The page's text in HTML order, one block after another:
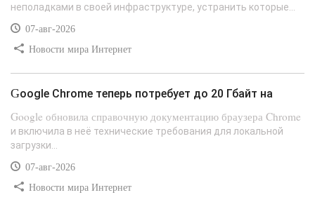
неполадками в своей инфраструктуре, устранить которые...
07-авг-2026
Новости мира Интернет
Google Chrome теперь потребует до 20 Гбайт на
Google обновила справочную документацию браузера Chrome
и включила в неё технические требования для локальной
загрузки...
07-авг-2026
Новости мира Интернет